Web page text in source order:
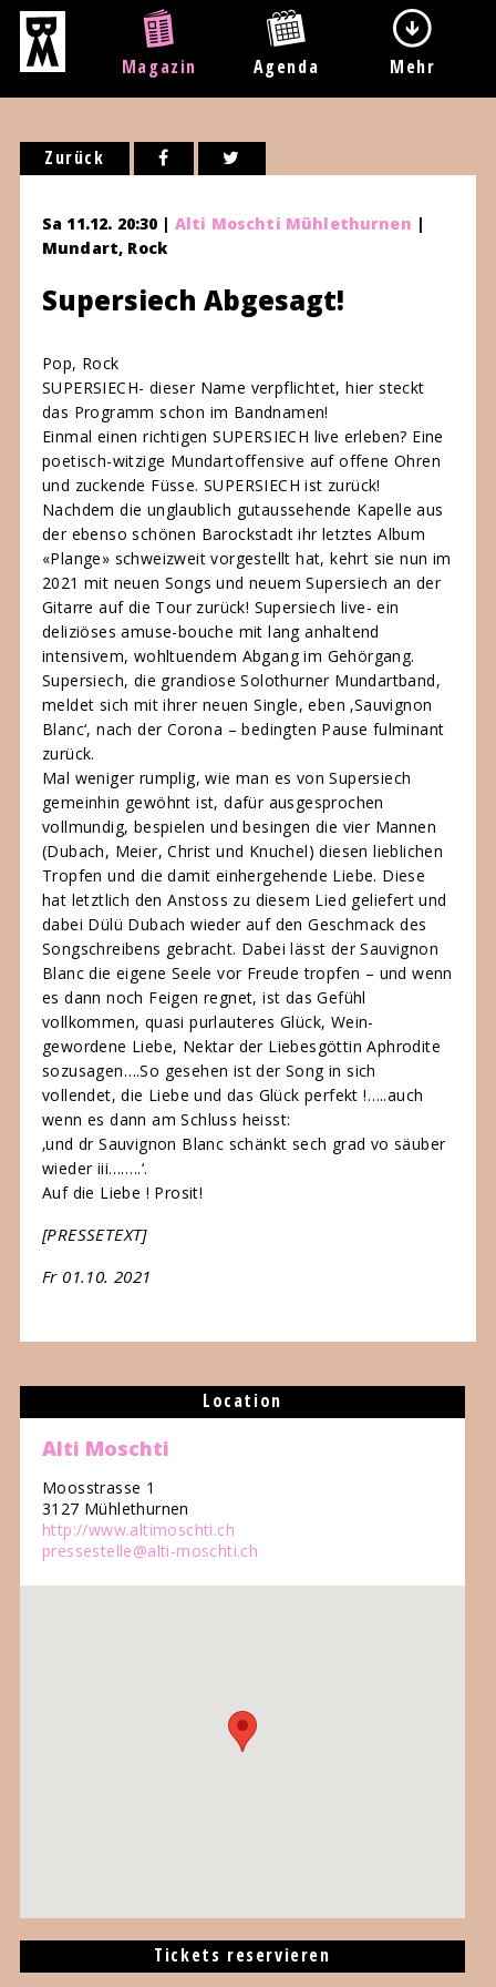
Magazin Agenda Mehr
Zurück
Sa 11.12. 20:30 | Alti Moschti Mühlethurnen |
Mundart, Rock
Supersiech Abgesagt!
Pop, Rock
SUPERSIECH- dieser Name verpflichtet, hier steckt
das Programm schon im Bandnamen!
Einmal einen richtigen SUPERSIECH live erleben? Eine
poetisch-witzige Mundartoffensive auf offene Ohren
und zuckende Füsse. SUPERSIECH ist zurück!
Nachdem die unglaublich gutaussehende Kapelle aus
der ebenso schönen Barockstadt ihr letztes Album
«Plange» schweizweit vorgestellt hat, kehrt sie nun im
2021 mit neuen Songs und neuem Supersiech an der
Gitarre auf die Tour zurück! Supersiech live- ein
deliziöses amuse-bouche mit lang anhaltend
intensivem, wohltuendem Abgang im Gehörgang.
Supersiech, die grandiose Solothurner Mundartband,
meldet sich mit ihrer neuen Single, eben ‚Sauvignon
Blanc‘, nach der Corona – bedingten Pause fulminant
zurück.
Mal weniger rumplig, wie man es von Supersiech
gemeinhin gewöhnt ist, dafür ausgesprochen
vollmundig, bespielen und besingen die vier Mannen
(Dubach, Meier, Christ und Knuchel) diesen lieblichen
Tropfen und die damit einhergehende Liebe. Diese
hat letztlich den Anstoss zu diesem Lied geliefert und
dabei Dülü Dubach wieder auf den Geschmack des
Songschreibens gebracht. Dabei lässt der Sauvignon
Blanc die eigene Seele vor Freude tropfen – und wenn
es dann noch Feigen regnet, ist das Gefühl
vollkommen, quasi purlauteres Glück, Wein-
gewordene Liebe, Nektar der Liebesgöttin Aphrodite
sozusagen….So gesehen ist der Song in sich
vollendet, die Liebe und das Glück perfekt !…..auch
wenn es dann am Schluss heisst:
‚und dr Sauvignon Blanc schänkt sech grad vo säuber
wieder iii……..‘.
Auf die Liebe ! Prosit!
[PRESSETEXT]
Fr 01.10. 2021
Location
Alti Moschti
Moosstrasse 1
3127 Mühlethurnen
http://www.altimoschti.ch
pressestelle@alti-moschti.ch
Tickets reservieren